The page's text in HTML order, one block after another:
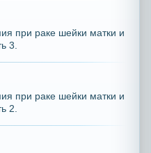
при раке шейки матки и
3.
при раке шейки матки и
2.